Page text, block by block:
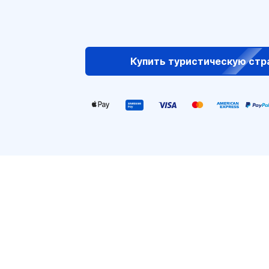
Купить туристическую